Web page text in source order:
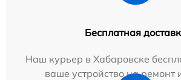
Бесплатная
Наш курьер в Хабаровске
ваше устройство на ремонт